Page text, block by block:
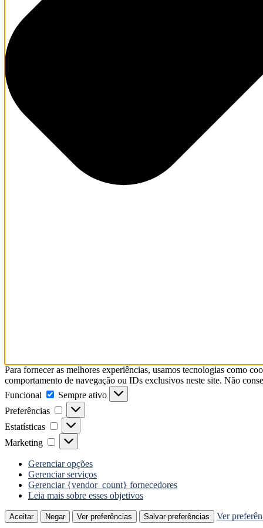
Para fornecer as melhores experiências, usamos tecnologias como
comportamento de navegação ou IDs exclusivos neste site. Não
Funcional
Funcional
Sempre ativo
Preferências
Preferências
Estatísticas Estatísticas
Marketing Marketing
Gerenciar opções
Gerenciar serviços
Gerenciar {vendor_count} fornecedores
Leia mais sobre esses objetivos
Aceitar Negar Ver preferências Salvar preferências Ver